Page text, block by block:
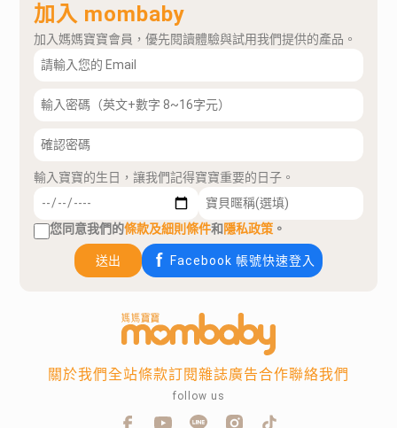
加入 mombaby
加入媽媽寶寶會員，優先閱讀體驗與試用我們提供的產品。
輸入寶寶的生日，讓我們記得寶寶重要的日子。
您同意我們的條款及細則條件和隱私政策 。
送出 Facebook 帳號快速登入
關於我們全站條款訂閱雜誌廣告合作聯絡我們
follow us